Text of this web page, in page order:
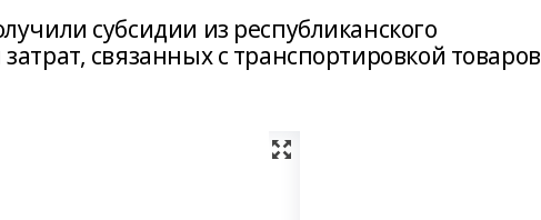
субсидии из республиканского
связанных с транспортировкой товаров